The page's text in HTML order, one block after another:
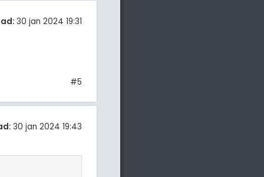
30 jan 2024 19:31
#5
30 jan 2024 19:43